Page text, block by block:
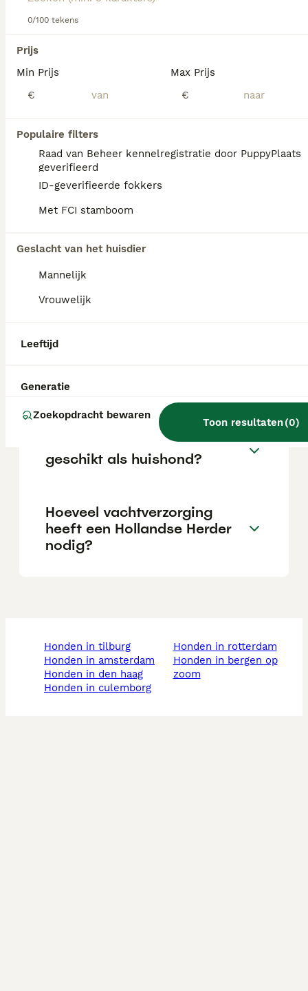
0/100 tekens
Prijs
Min Prijs
€
Max Prijs
€
Populaire filters
Raad van Beheer kennelregistratie door PuppyPlaats
geverifieerd
ID-geverifieerde fokkers
Met FCI stamboom
Geslacht van het huisdier
Mannelijk
Vrouwelijk
Leeftijd
Generatie
Zoekopdracht bewaren
Toon resultaten(0)
gezinshond gebruikt.
over dit hondenras.
We hebben 0 Hollandse Herder Honden ter
Als je toekomstige resultaten wil zien voor deze
exacte zoekopdracht, sla dan je zoekopdracht op en
FAQ's
Herder?
De Hollandse Herder heeft een schofthoogte
van 55 tot 62 cm en een levensverwachting
van gemiddeld 14 jaar. Hij is intelligent,
Herder pup?
Is een Hollandse Herder
geschikt als huishond?
Hoeveel vachtverzorging
heeft een Hollandse Herder
nodig?
honden in tilburg
honden in amsterdam
honden in den haag
honden in culemborg
honden in rotterdam
honden in bergen op
zoom